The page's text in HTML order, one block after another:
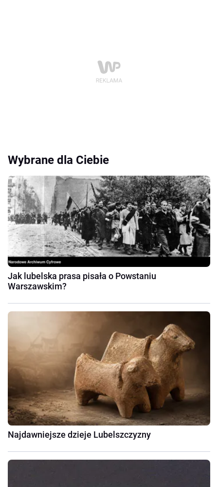
Wybrane dla Ciebie
Jak lubelska prasa pisała o Powstaniu
Warszawskim?
Najdawniejsze dzieje Lubelszczyzny